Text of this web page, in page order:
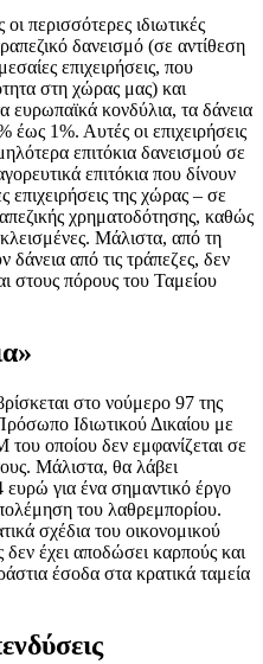
περισσότερες ιδιωτικές
δανεισμό (σε αντίθεση
επιχειρήσεις, που
στη χώρας μας) και
ευρωπαϊκά κονδύλια, τα δάνεια
έως 1%. Αυτές οι επιχειρήσεις
επιτόκια δανεισμού σε
επιτόκια που δίνουν
επιχειρήσεις της χώρας – σε
χρηματοδότησης, καθώς
Μάλιστα, από τη
από τις τράπεζες, δεν
στους πόρους του Ταμείου
στο νούμερο 97 της
Ιδιωτικού Δικαίου με
οποίου δεν εμφανίζεται σε
Μάλιστα, θα λάβει
για ένα σημαντικό έργο
του λαθρεμπορίου.
σχέδια του οικονομικού
δεν έχει αποδώσει καρπούς και
έσοδα στα κρατικά ταμεία